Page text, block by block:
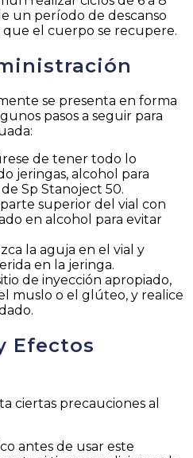
un período de descanso
el cuerpo se recupere.
se presenta en forma
pasos a seguir para
de tener todo lo
jeringas, alcohol para
Sp Stanoject 50.
parte superior del vial con
en alcohol para evitar
la aguja en el vial y
en la jeringa.
de inyección apropiado,
muslo o el glúteo, y realice
Efectos
ciertas precauciones al
antes de usar este